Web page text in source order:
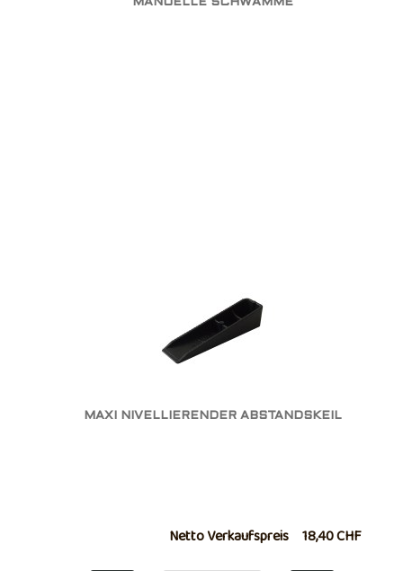
MAXI NIVELLIERENDER ABSTANDSKEIL
Netto Verkaufspreis 18,40 CHF